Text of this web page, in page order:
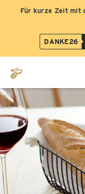
Für kurze Zeit mit
DANKE26